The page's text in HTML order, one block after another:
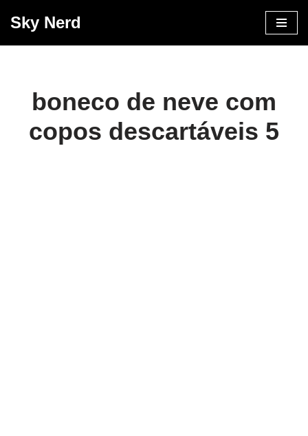
Sky Nerd
boneco de neve com
copos descartáveis 5